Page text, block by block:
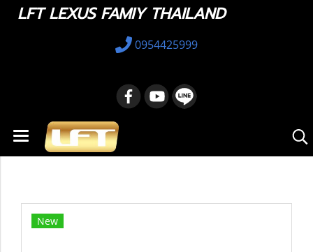
LFT LEXUS FAMIY THAILAND
0954425999
New